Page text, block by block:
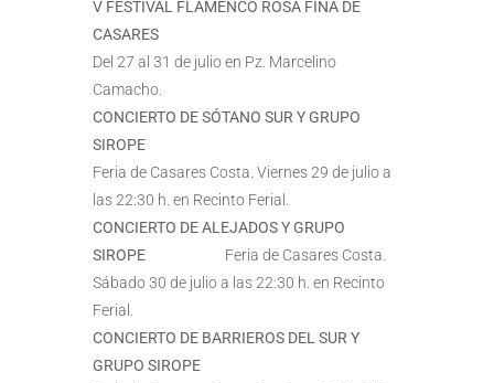
V FESTIVAL FLAMENCO ROSA FINA DE
CASARES
Del 27 al 31 de julio en Pz. Marcelino
Camacho.
CONCIERTO DE SÓTANO SUR Y GRUPO
SIROPE
Feria de Casares Costa. Viernes 29 de julio a
las 22:30 h. en Recinto Ferial.
CONCIERTO DE ALEJADOS Y GRUPO
SIROPE
Feria de Casares Costa.
Sábado 30 de julio a las 22:30 h. en Recinto
Ferial.
CONCIERTO DE BARRIEROS DEL SUR Y
GRUPO SIROPE